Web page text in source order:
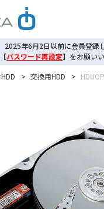
2025年6月2日以前に会員登録
【パスワード再設定】 をお願い
> 交換用HDD >